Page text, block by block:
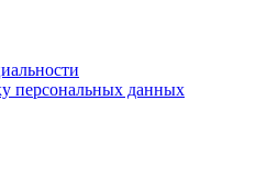
персональных данных